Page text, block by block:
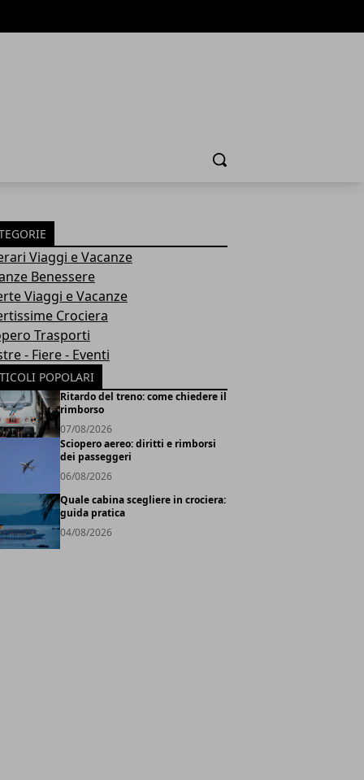
Cerca
Viaggi e Vacanze
Benessere
Viaggi e Vacanze
Crociera
Trasporti
- Fiere - Eventi
POPOLARI
Ritardo del treno: come chiedere il
rimborso
07/08/2026
Sciopero aereo: diritti e rimborsi
dei passeggeri
06/08/2026
Quale cabina scegliere in crociera:
guida pratica
04/08/2026